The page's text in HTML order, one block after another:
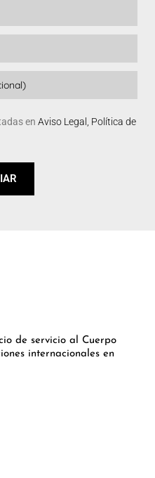
en Aviso Legal, Política de
de servicio al Cuerpo
internacionales en